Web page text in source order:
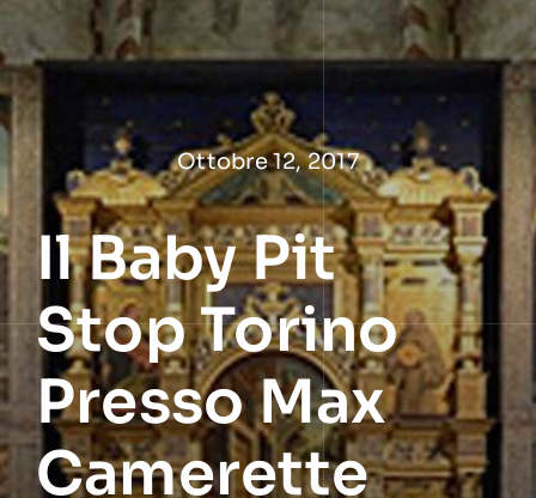
contenuto
Ottobre 12, 2017
Il Baby Pit
Stop Torino
Presso Max
Camerette